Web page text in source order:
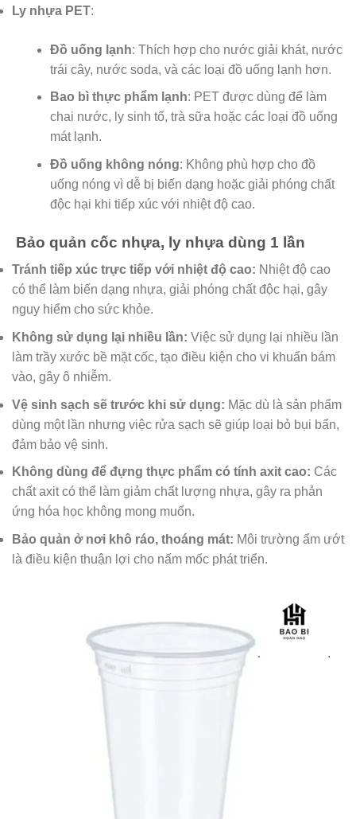
Ly nhựa PET:
Đồ uống lạnh: Thích hợp cho nước giải khát, nước
trái cây, nước soda, và các loại đồ uống lạnh hơn.
Bao bì thực phẩm lạnh: PET được dùng để làm
chai nước, ly sinh tố, trà sữa hoặc các loại đồ uống
mát lạnh.
Đồ uống không nóng: Không phù hợp cho đồ
uống nóng vì dễ bị biến dạng hoặc giải phóng chất
độc hại khi tiếp xúc với nhiệt độ cao.
Bảo quản cốc nhựa, ly nhựa dùng 1 lần
Tránh tiếp xúc trực tiếp với nhiệt độ cao: Nhiệt độ cao
có thể làm biến dạng nhựa, giải phóng chất độc hại, gây
nguy hiểm cho sức khỏe.
Không sử dụng lại nhiều lần: Việc sử dụng lại nhiều lần
làm trầy xước bề mặt cốc, tạo điều kiện cho vi khuẩn bám
vào, gây ô nhiễm.
Vệ sinh sạch sẽ trước khi sử dụng: Mặc dù là sản phẩm
dùng một lần nhưng việc rửa sạch sẽ giúp loại bỏ bụi bẩn,
đảm bảo vệ sinh.
Không dùng để đựng thực phẩm có tính axit cao: Các
chất axit có thể làm giảm chất lượng nhựa, gây ra phản
ứng hóa học không mong muốn.
Bảo quản ở nơi khô ráo, thoáng mát: Môi trường ẩm ướt
là điều kiện thuận lợi cho nấm mốc phát triển.